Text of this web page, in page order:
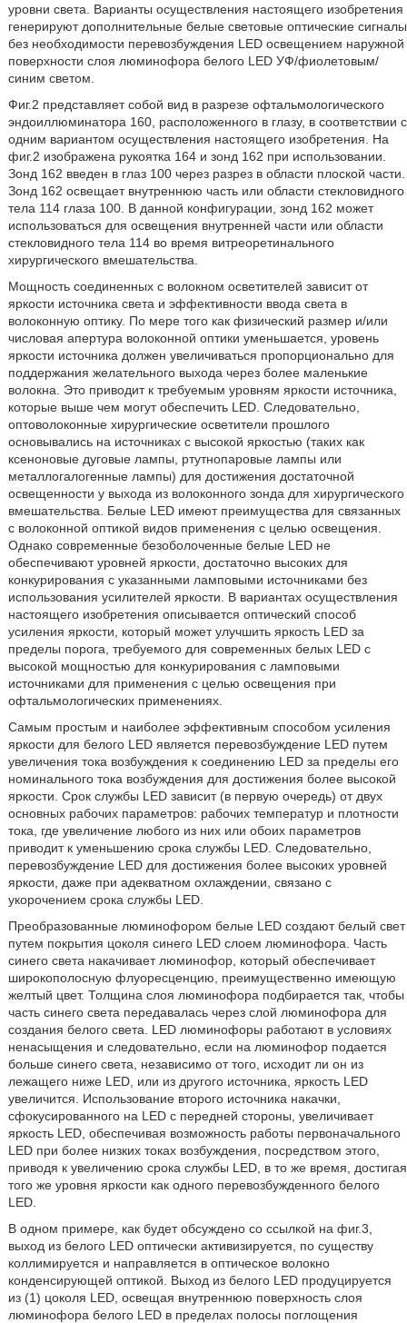
уровни света. Варианты осуществления настоящего изобретения
генерируют дополнительные белые световые оптические сигналы
без необходимости перевозбуждения LED освещением наружной
поверхности слоя люминофора белого LED УФ/фиолетовым/
синим светом.
Фиг.2 представляет собой вид в разрезе офтальмологического
эндоиллюминатора 160, расположенного в глазу, в соответствии с
одним вариантом осуществления настоящего изобретения. На
фиг.2 изображена рукоятка 164 и зонд 162 при использовании.
Зонд 162 введен в глаз 100 через разрез в области плоской части.
Зонд 162 освещает внутреннюю часть или области стекловидного
тела 114 глаза 100. В данной конфигурации, зонд 162 может
использоваться для освещения внутренней части или области
стекловидного тела 114 во время витреоретинального
хирургического вмешательства.
Мощность соединенных с волокном осветителей зависит от
яркости источника света и эффективности ввода света в
волоконную оптику. По мере того как физический размер и/или
числовая апертура волоконной оптики уменьшается, уровень
яркости источника должен увеличиваться пропорционально для
поддержания желательного выхода через более маленькие
волокна. Это приводит к требуемым уровням яркости источника,
которые выше чем могут обеспечить LED. Следовательно,
оптоволоконные хирургические осветители прошлого
основывались на источниках с высокой яркостью (таких как
ксеноновые дуговые лампы, ртутнопаровые лампы или
металлогалогенные лампы) для достижения достаточной
освещенности у выхода из волоконного зонда для хирургического
вмешательства. Белые LED имеют преимущества для связанных
с волоконной оптикой видов применения с целью освещения.
Однако современные безоболоченные белые LED не
обеспечивают уровней яркости, достаточно высоких для
конкурирования с указанными ламповыми источниками без
использования усилителей яркости. В вариантах осуществления
настоящего изобретения описывается оптический способ
усиления яркости, который может улучшить яркость LED за
пределы порога, требуемого для современных белых LED с
высокой мощностью для конкурирования с ламповыми
источниками для применения с целью освещения при
офтальмологических применениях.
Самым простым и наиболее эффективным способом усиления
яркости для белого LED является перевозбуждение LED путем
увеличения тока возбуждения к соединению LED за пределы его
номинального тока возбуждения для достижения более высокой
яркости. Срок службы LED зависит (в первую очередь) от двух
основных рабочих параметров: рабочих температур и плотности
тока, где увеличение любого из них или обоих параметров
приводит к уменьшению срока службы LED. Следовательно,
перевозбуждение LED для достижения более высоких уровней
яркости, даже при адекватном охлаждении, связано с
укорочением срока службы LED.
Преобразованные люминофором белые LED создают белый свет
путем покрытия цоколя синего LED слоем люминофора. Часть
синего света накачивает люминофор, который обеспечивает
широкополосную флуоресценцию, преимущественно имеющую
желтый цвет. Толщина слоя люминофора подбирается так, чтобы
часть синего света передавалась через слой люминофора для
создания белого света. LED люминофоры работают в условиях
ненасыщения и следовательно, если на люминофор подается
больше синего света, независимо от того, исходит ли он из
лежащего ниже LED, или из другого источника, яркость LED
увеличится. Использование второго источника накачки,
сфокусированного на LED с передней стороны, увеличивает
яркость LED, обеспечивая возможность работы первоначального
LED при более низких токах возбуждения, посредством этого,
приводя к увеличению срока службы LED, в то же время, достигая
того же уровня яркости как одного перевозбужденного белого
LED.
В одном примере, как будет обсуждено со ссылкой на фиг.3,
выход из белого LED оптически активизируется, по существу
коллимируется и направляется в оптическое волокно
конденсирующей оптикой. Выход из белого LED продуцируется
из (1) цоколя LED, освещая внутреннюю поверхность слоя
люминофора белого LED в пределах полосы поглощения